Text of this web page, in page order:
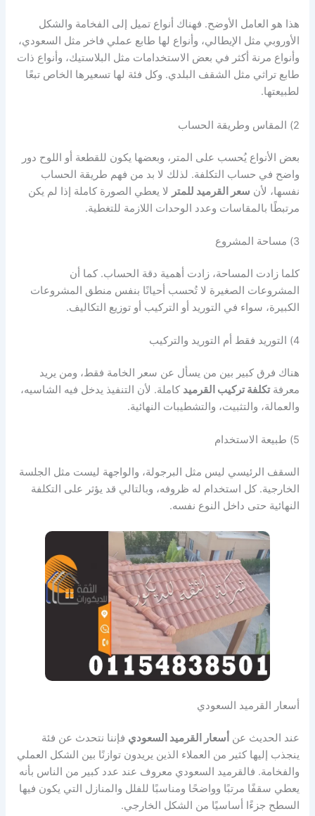
هذا هو العامل الأوضح. فهناك أنواع تميل إلى الفخامة والشكل
الأوروبي مثل الإيطالي، وأنواع لها طابع عملي فاخر مثل السعودي،
وأنواع مرنة أكثر في بعض الاستخدامات مثل البلاستيك، وأنواع ذات
طابع تراثي مثل الشقف البلدي. وكل فئة لها تسعيرها الخاص تبعًا
لطبيعتها.
2) المقاس وطريقة الحساب
بعض الأنواع يُحسب على المتر، وبعضها يكون للقطعة أو اللوح دور
واضح في حساب التكلفة. لذلك لا بد من فهم طريقة الحساب
نفسها، لأن سعر القرميد للمتر لا يعطي الصورة كاملة إذا لم يكن
مرتبطًا بالمقاسات وعدد الوحدات اللازمة للتغطية.
3) مساحة المشروع
كلما زادت المساحة، زادت أهمية دقة الحساب. كما أن
المشروعات الصغيرة لا تُحسب أحيانًا بنفس منطق المشروعات
الكبيرة، سواء في التوريد أو التركيب أو توزيع التكاليف.
4) التوريد فقط أم التوريد والتركيب
هناك فرق كبير بين من يسأل عن سعر الخامة فقط، ومن يريد
معرفةتكلفة تركيب القرميد كاملة. لأن التنفيذ يدخل فيه الشاسيه،
والعمالة، والتثبيت، والتشطيبات النهائية.
5) طبيعة الاستخدام
السقف الرئيسي ليس مثل البرجولة، والواجهة ليست مثل الجلسة
الخارجية. كل استخدام له ظروفه، وبالتالي قد يؤثر على التكلفة
النهائية حتى داخل النوع نفسه.
أسعار القرميد السعودي
عند الحديث عن أسعار القرميد السعودي فإننا نتحدث عن فئة
ينجذب إليها كثير من العملاء الذين يريدون توازنًا بين الشكل العملي
والفخامة. فالقرميد السعودي معروف عند عدد كبير من الناس بأنه
يعطي سقفًا مرتبًا وواضحًا ومناسبًا للفلل والمنازل التي يكون فيها
السطح جزءًا أساسيًا من الشكل الخارجي.